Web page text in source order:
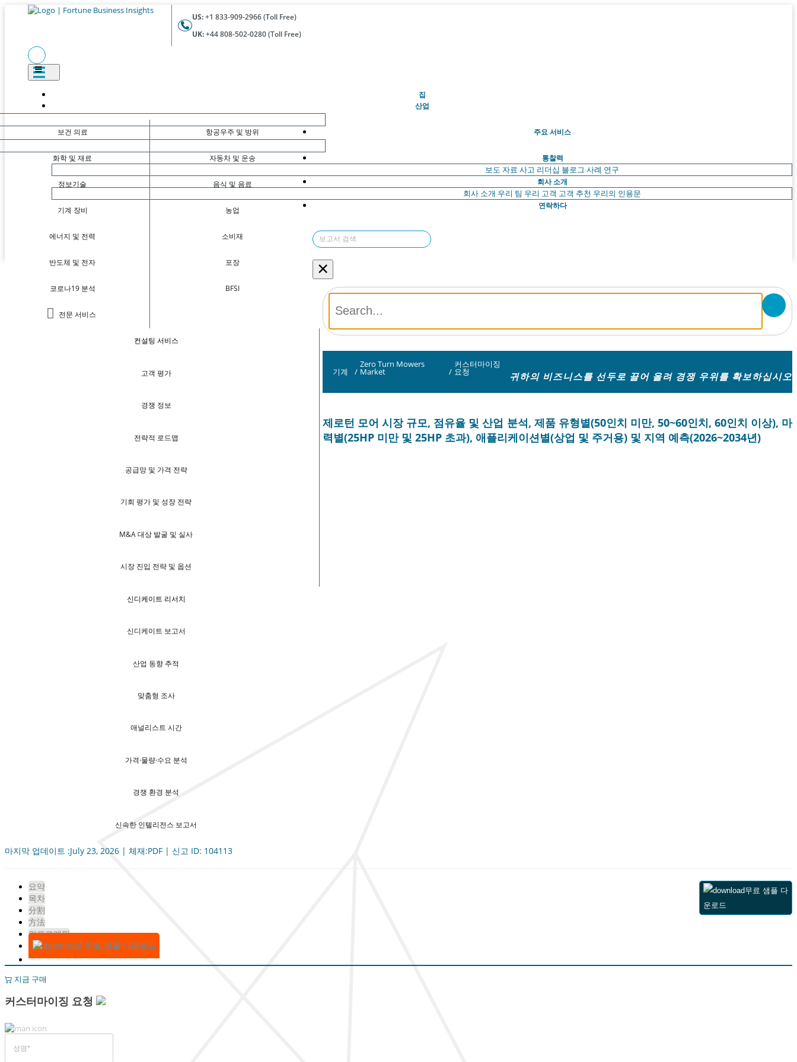
US:+1 833-909-2966 (Toll Free)
UK:+44 808-502-0280 (Toll Free)
집(현재의)
산업
보건 의료
화학 및 재료
정보기술
기계 장비
에너지 및 전력
반도체 및 전자
코로나19 분석
전문 서비스
항공우주 및 방위
자동차 및 운송
음식 및 음료
농업
소비재
포장
BFSI
주요 서비스
컨설팅 서비스
고객 평가
경쟁 정보
전략적 로드맵
공급망 및 가격 전략
기회 평가 및 성장 전략
M&A 대상 발굴 및 실사
시장 진입 전략 및 옵션
신디케이트 리서치
신디케이트 보고서
산업 동향 추적
맞춤형 조사
애널리스트 시간
가격·물량·수요 분석
경쟁 환경 분석
신속한 인텔리전스 보고서
통찰력
보도 자료 사고 리더십 블로그 사례 연구
회사 소개
회사 소개 우리 팀 우리 고객 고객 추천 우리의 인용문
연락하다
×
기계 /
Zero Turn Mowers
Market /
커스터마이징
요청 귀하의 비즈니스를 선두로 끌어 올려 경쟁 우위를 확보하십시오
제로턴 모어 시장 규모, 점유율 및 산업 분석, 제품 유형별(50인치 미만, 50~60인치, 60인치 이상), 마
력별(25HP 미만 및 25HP 초과), 애플리케이션별(상업 및 주거용) 및 지역 예측(2026~2034년)
마지막 업데이트 :July 23, 2026 | 체재:PDF | 신고 ID: 104113
요약
목차
分割
方法
인포그래픽
무료 샘플 다운로드
무료 샘플 다
운로드
지금 구매
커스터마이징 요청